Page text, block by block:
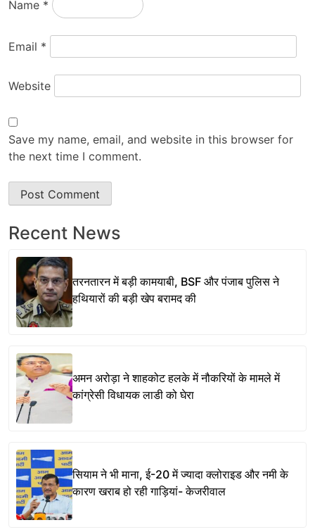
Name *
Email *
Website
Save my name, email, and website in this browser for
the next time I comment.
Recent News
तरनतारन में बड़ी कामयाबी, BSF और पंजाब पुलिस ने
हथियारों की बड़ी खेप बरामद की
अमन अरोड़ा ने शाहकोट हलके में नौकरियों के मामले में
कांग्रेसी विधायक लाडी को घेरा
सियाम ने भी माना, ई-20 में ज्यादा क्लोराइड और नमी के
कारण खराब हो रही गाड़ियां- केजरीवाल